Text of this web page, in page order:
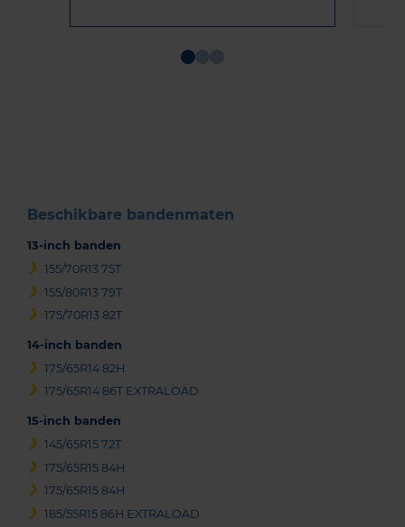
Beschikbare bandenmaten
13-inch banden
155/70R13 75T
155/80R13 79T
175/70R13 82T
14-inch banden
175/65R14 82H
175/65R14 86T EXTRALOAD
15-inch banden
145/65R15 72T
175/65R15 84H
175/65R15 84H
185/55R15 86H EXTRALOAD